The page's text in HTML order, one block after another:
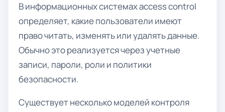
В информационных системах access control
определяет, какие пользователи имеют
право читать, изменять или удалять данные.
Обычно это реализуется через учетные
записи, пароли, роли и политики
безопасности.
Существует несколько моделей контроля